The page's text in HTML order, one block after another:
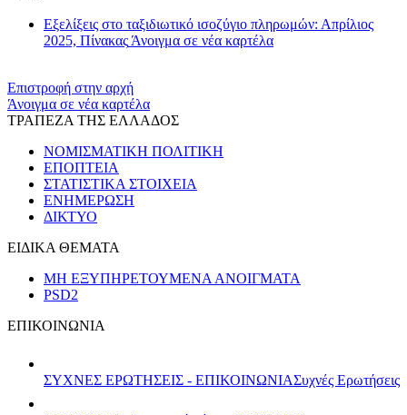
Εξελίξεις στο ταξιδιωτικό ισοζύγιο πληρωμών: Απρίλιος
2025, Πίνακας Άνοιγμα σε νέα καρτέλα
Επιστροφή στην αρχή
Άνοιγμα σε νέα καρτέλα
ΤΡΑΠΕΖΑ ΤΗΣ ΕΛΛΑΔΟΣ
ΝΟΜΙΣΜΑΤΙΚΗ ΠΟΛΙΤΙΚΗ
ΕΠΟΠΤΕΙΑ
ΣΤΑΤΙΣΤΙΚΑ ΣΤΟΙΧΕΙΑ
ΕΝΗΜΕΡΩΣΗ
ΔΙΚΤΥΟ
ΕΙΔΙΚΑ ΘΕΜΑΤΑ
ΜΗ ΕΞΥΠΗΡΕΤΟΥΜΕΝΑ ΑΝΟΙΓΜΑΤΑ
PSD2
ΕΠΙΚΟΙΝΩΝΙΑ
ΣΥΧΝΕΣ ΕΡΩΤΗΣΕΙΣ - ΕΠΙΚΟΙΝΩΝΙΑΣυχνές Ερωτήσεις